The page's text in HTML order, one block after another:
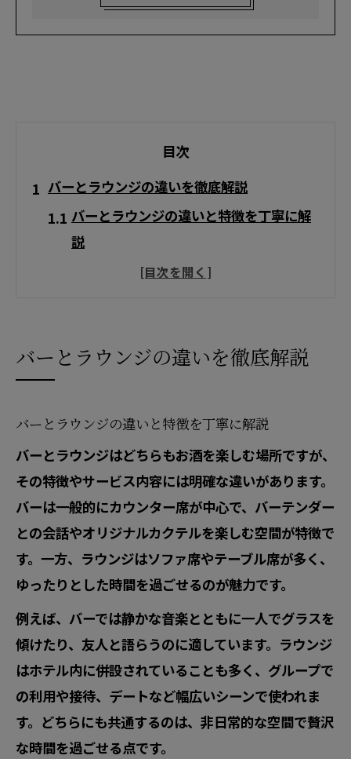
目次
バーとラウンジの違いを徹底解説
バーとラウンジの違いと特徴を丁寧に解
説
バーとラウンジの意味や雰囲気の違いを
コツ
ラウンジとバーどちらが自分に合うかを
見極める
初めてでも安心のバー利用ガイド
バー初心者でも安心の利用マナーと流れ
を解説
初めてのバーで失敗しない頼み方と過ご
バーでの女の子との会話や席選びのポイ
ント
バー利用時に押さえたいラウンジとの違
い
バー ラウンジのバイトが教える安心な楽
バーとラウンジの違いを徹底解説
バーとラウンジの違いと特徴を丁寧に解説
バーとラウンジはどちらもお酒を楽しむ場所ですが、
その特徴やサービス内容には明確な違いがあります。
バーは一般的にカウンター席が中心で、バーテンダー
との会話やオリジナルカクテルを楽しむ空間が特徴で
す。一方、ラウンジはソファ席やテーブル席が多く、
ゆったりとした時間を過ごせるのが魅力です。
例えば、バーでは静かな音楽とともに一人でグラスを
傾けたり、友人と語らうのに適しています。ラウンジ
はホテル内に併設されていることも多く、グループで
の利用や接待、デートなど幅広いシーンで使われま
す。どちらにも共通するのは、非日常的な空間で贅沢
な時間を過ごせる点です。